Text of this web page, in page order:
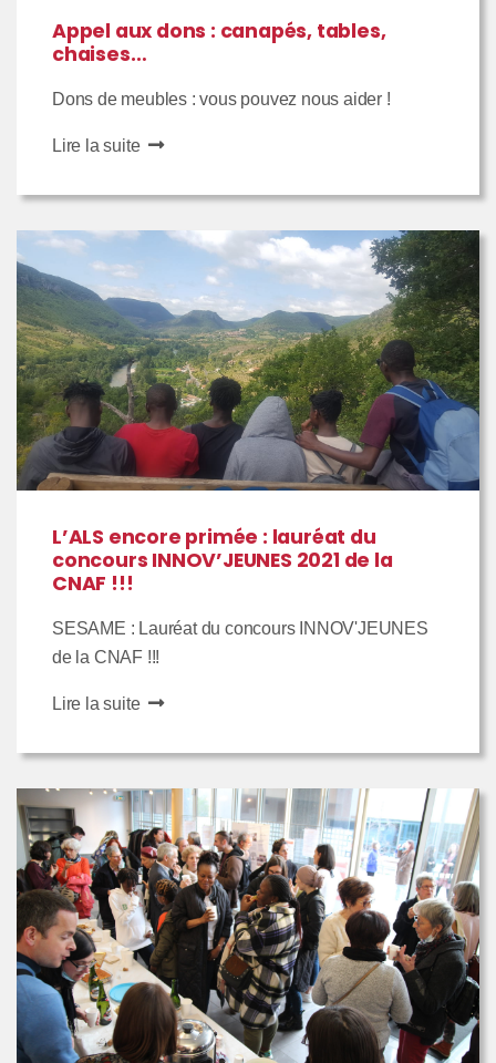
Appel aux dons : canapés, tables,
chaises…
Dons de meubles : vous pouvez nous aider !
Lire la suite
L’ALS encore primée : lauréat du
concours INNOV’JEUNES 2021 de la
CNAF !!!
SESAME : Lauréat du concours INNOV'JEUNES
de la CNAF !!!
Lire la suite